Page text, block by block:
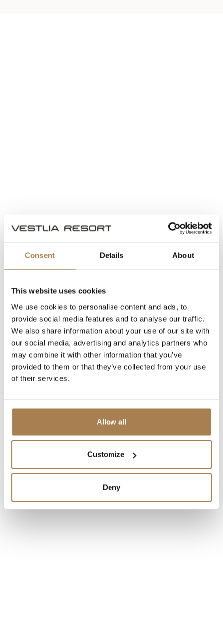
Consent Details About
This website uses cookies
We use cookies to personalise content and ads, to
provide social media features and to analyse our traffic.
We also share information about your use of our site with
our social media, advertising and analytics partners who
may combine it with other information that you’ve
provided to them or that they’ve collected from your use
of their services.
Allow all
Customize
Deny